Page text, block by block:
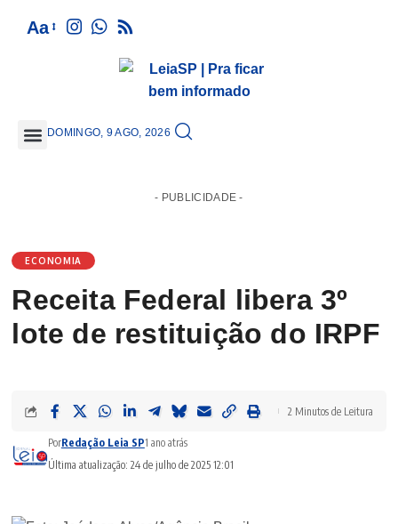
Aa
DOMINGO, 9 AGO, 2026
- PUBLICIDADE -
ECONOMIA
Receita Federal libera 3º
lote de restituição do IRPF
Última atualização: 24 de julho de 2025 12:01
PorRedação Leia SP1 ano atrás
2 Minutos de Leitura